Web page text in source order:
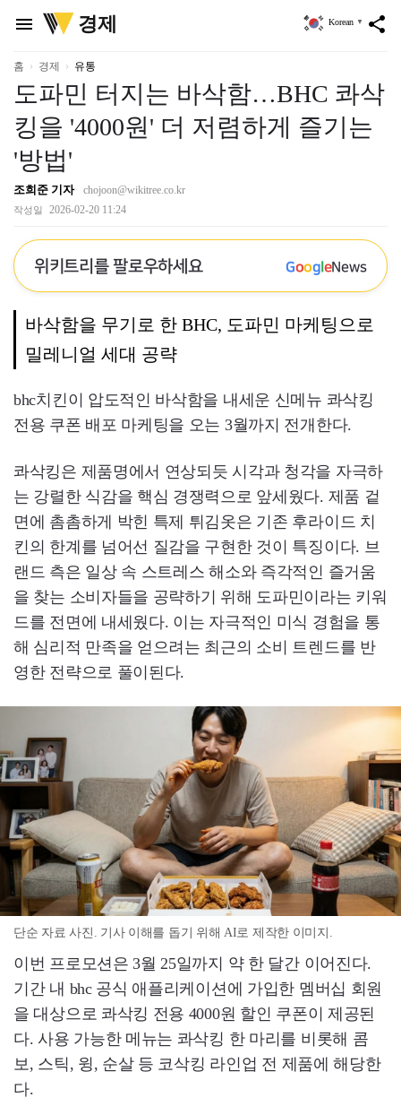
menu
위
키
리
경제 share
Korean ▼
홈 경제 유통
도파민 터지는 바삭함…BHC 콰삭
킹을 '4000원' 더 저렴하게 즐기는
'방법'
조희준 기자 chojoon@wikitree.co.kr
작성일 2026-02-20 11:24
위키트리를 팔로우하세요 GoogleNews
바삭함을 무기로 한 BHC, 도파민 마케팅으로
밀레니얼 세대 공략
bhc치킨이 압도적인 바삭함을 내세운 신메뉴 콰삭킹
전용 쿠폰 배포 마케팅을 오는 3월까지 전개한다.
콰삭킹은 제품명에서 연상되듯 시각과 청각을 자극하
는 강렬한 식감을 핵심 경쟁력으로 앞세웠다. 제품 겉
면에 촘촘하게 박힌 특제 튀김옷은 기존 후라이드 치
킨의 한계를 넘어선 질감을 구현한 것이 특징이다. 브
랜드 측은 일상 속 스트레스 해소와 즉각적인 즐거움
을 찾는 소비자들을 공략하기 위해 도파민이라는 키워
드를 전면에 내세웠다. 이는 자극적인 미식 경험을 통
해 심리적 만족을 얻으려는 최근의 소비 트렌드를 반
영한 전략으로 풀이된다.
단순 자료 사진. 기사 이해를 돕기 위해 AI로 제작한 이미지.
이번 프로모션은 3월 25일까지 약 한 달간 이어진다.
기간 내 bhc 공식 애플리케이션에 가입한 멤버십 회원
을 대상으로 콰삭킹 전용 4000원 할인 쿠폰이 제공된
다. 사용 가능한 메뉴는 콰삭킹 한 마리를 비롯해 콤
보, 스틱, 윙, 순살 등 코삭킹 라인업 전 제품에 해당한
다.